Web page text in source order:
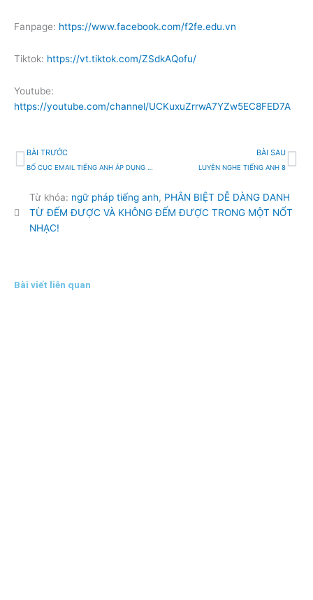
Fanpage: https://www.facebook.com/f2fe.edu.vn
Tiktok: https://vt.tiktok.com/ZSdkAQofu/
Youtube:
https://youtube.com/channel/UCKuxuZrrwA7YZw5EC8FED7A
Prev
BÀI TRƯỚC
BỐ CỤC EMAIL TIẾNG ANH ÁP DỤNG CHO MỌI TÌNH HUỐNG
BÀI SAU
LUYỆN NGHE TIẾNG ANH 8
Từ khóa: ngữ pháp tiếng anh, PHÂN BIỆT DỄ DÀNG DANH
TỪ ĐẾM ĐƯỢC VÀ KHÔNG ĐẾM ĐƯỢC TRONG MỘT NỐT
NHẠC!
Bài viết liên quan